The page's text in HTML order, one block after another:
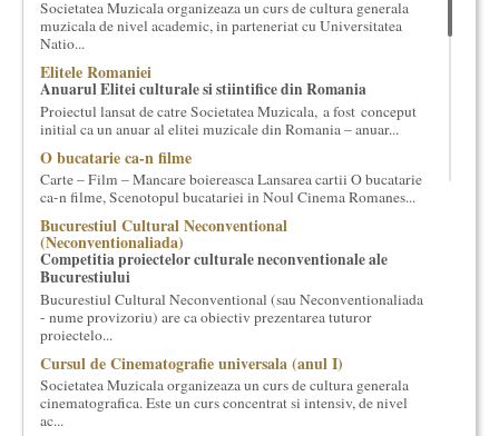
cultural si consultanta. Organizam concursuri, concerte si
evenimente culturale, private sau publice, tinem cursuri de
cultura generala muzicala, teatrala, filosofica si de alte feluri.
Cuvinte in plus despre proiect, despre cei care il administreaza si
cei care il finantateaza sunt in rubricile de mai jos.
Societatea Muzicala organizeaza un curs de cultura generala
muzicala de nivel academic, in parteneriat cu Universitatea
Natio...
Elitele Romaniei
Anuarul Elitei culturale si stiintifice din Romania
Proiectul lansat de catre Societatea Muzicala, a fost conceput
initial ca un anuar al elitei muzicale din Romania – anuar...
O bucatarie ca-n filme
Carte – Film – Mancare boiereasca Lansarea cartii O bucatarie
ca-n filme, Scenotopul bucatariei in Noul Cinema Romanes...
Bucurestiul Cultural Neconventional
(Neconventionaliada)
Competitia proiectelor culturale neconventionale ale
Bucurestiului
Bucurestiul Cultural Neconventional (sau Neconventionaliada
- nume provizoriu) are ca obiectiv prezentarea tuturor
proiectelo...
Cursul de Cinematografie universala (anul I)
Societatea Muzicala organizeaza un curs de cultura generala
cinematografica. Este un curs concentrat si intensiv, de nivel
ac...